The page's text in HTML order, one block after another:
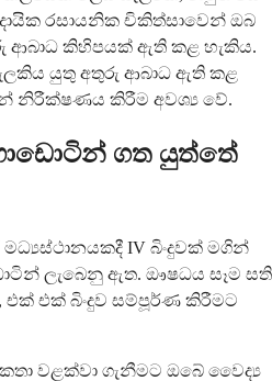
රසායනික චිකිත්සාවෙන් ඔබ
ආබාධ කිහිපයක් ඇති කළ හැකිය.
යුතු අතුරු ආබාධ ඇති කළ
නිරීක්ෂණය කිරීම අවශ්‍ය වේ.
ගත යුත්තේ
IV බිංදුවක් මගින්
ලැබෙනු ඇත. ඖෂධය සෑම සති
එක් එක් බිංදුව සම්පූර්ණ කිරීමට
වළක්වා ගැනීමට ඔබේ වෛද්‍ය